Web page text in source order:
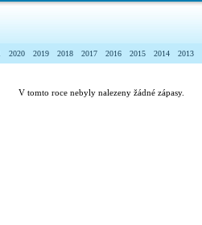
2020 2019 2018 2017 2016 2015 2014 2013
V tomto roce nebyly nalezeny žádné zápasy.